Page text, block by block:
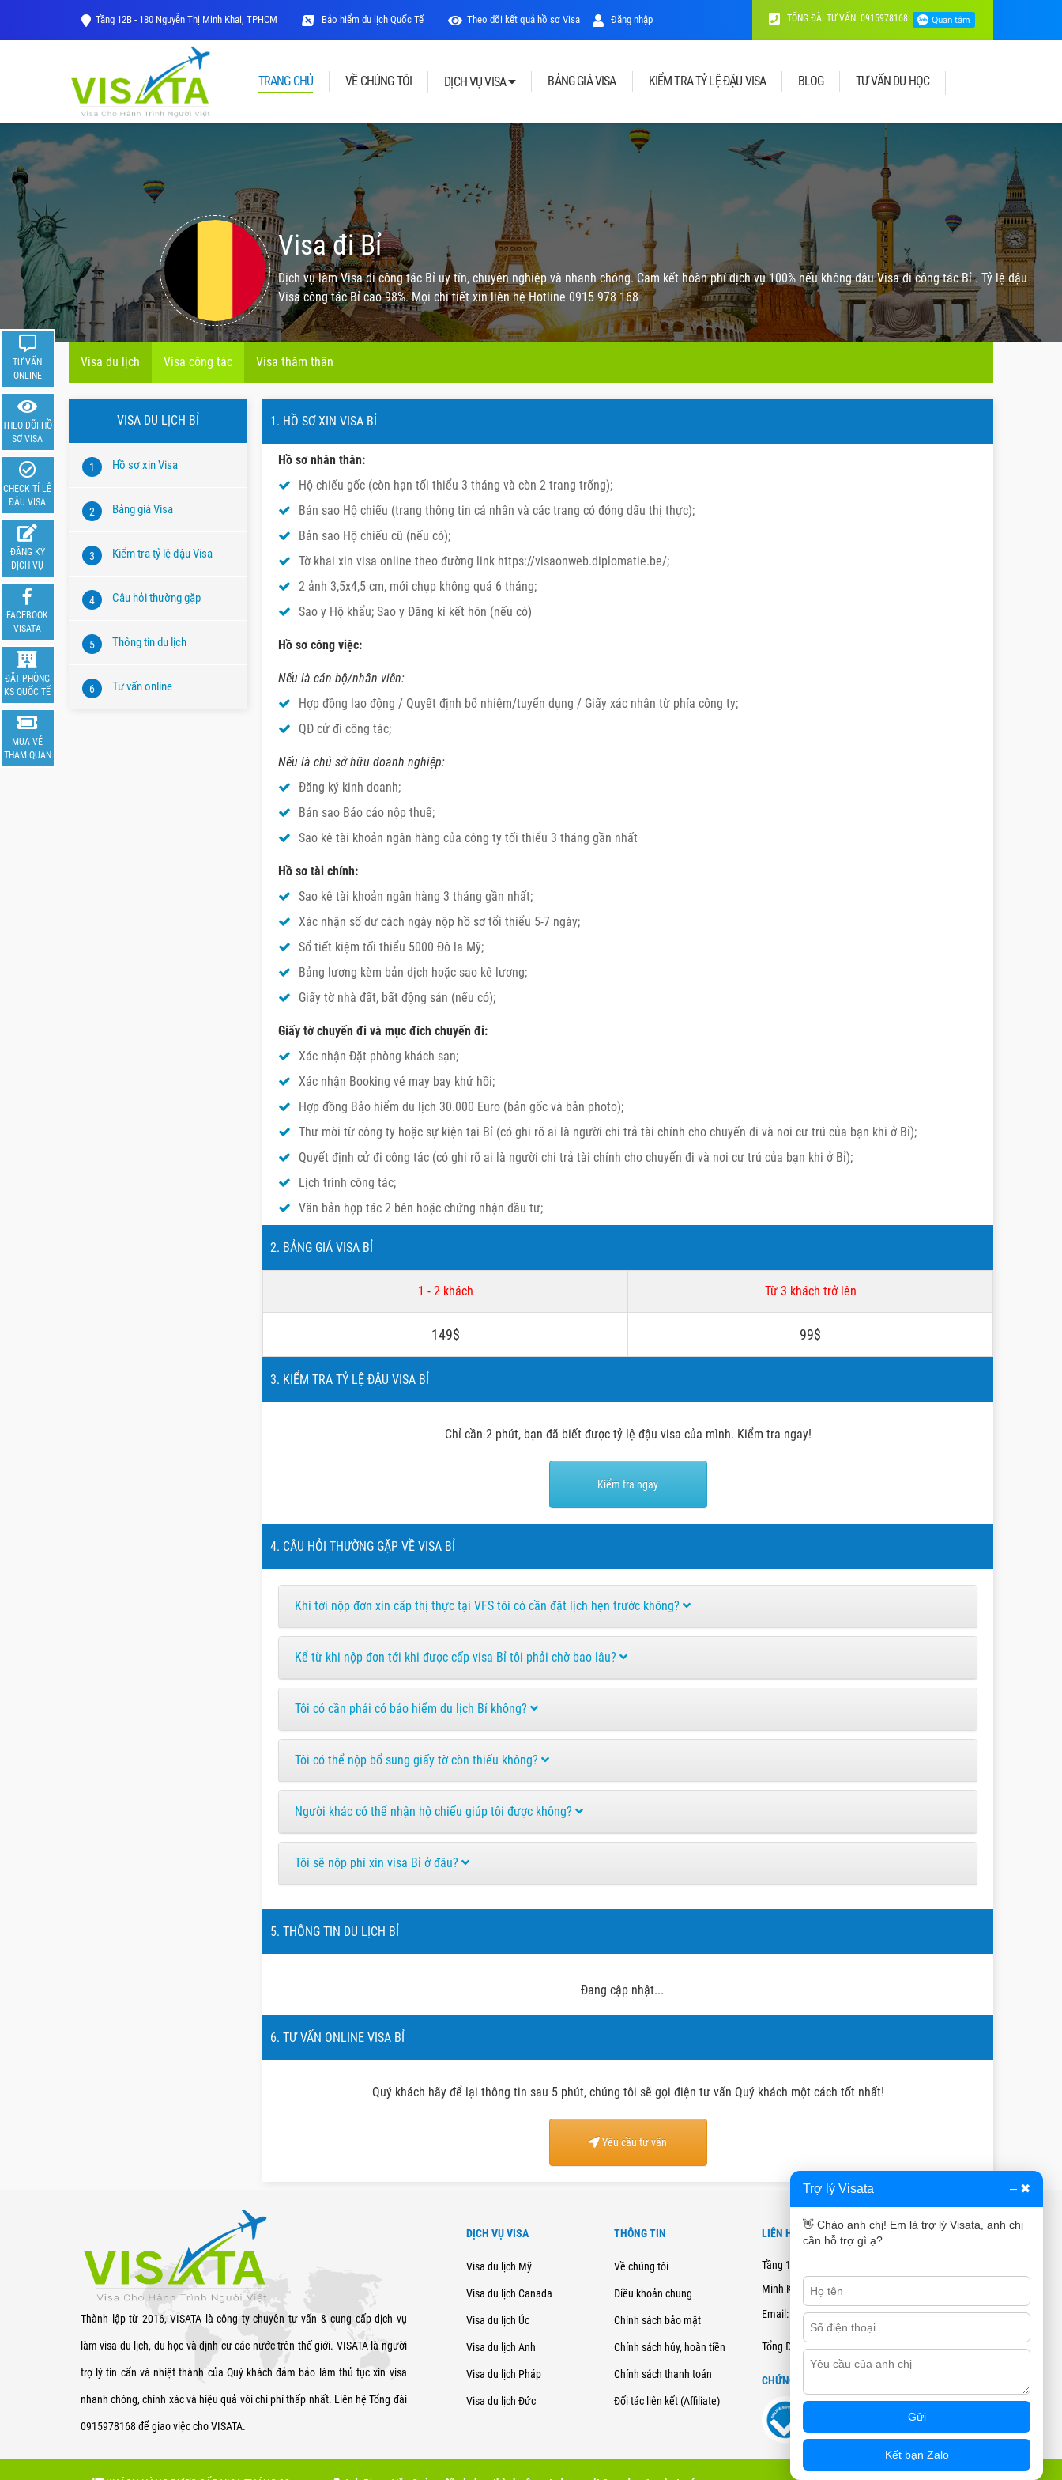
Tầng 12B - 180 Nguyễn Thị Minh Khai, TPHCM Bảo hiểm du lịch Quốc Tế Theo dõi kết quả hồ sơ Visa Đăng nhập TỔNG ĐÀI TƯ VẤN: 0915978168
TRANG CHỦ VỀ CHÚNG TÔI DỊCH VỤ VISA BẢNG GIÁ VISA KIỂM TRA TỶ LỆ ĐẬU VISA BLOG TƯ VẤN DU HỌC
Visa đi Bỉ
Dịch vụ làm Visa đi công tác Bỉ uy tín, chuyên nghiệp và nhanh chóng. Cam kết hoàn phí dịch vụ 100% nếu không đậu Visa đi công tác Bỉ . Tỷ lệ đậu
Visa công tác Bỉ cao 98%. Mọi chi tiết xin liên hệ Hotline 0915 978 168
Visa du lịch Visa công tác Visa thăm thân
VISA DU LỊCH BỈ
1 Hồ sơ xin Visa
2 Bảng giá Visa
3 Kiểm tra tỷ lệ đậu Visa
4 Câu hỏi thường gặp
5 Thông tin du lịch
6 Tư vấn online
1. HỒ SƠ XIN VISA BỈ
Hồ sơ nhân thân:
Hộ chiếu gốc (còn hạn tối thiểu 3 tháng và còn 2 trang trống);
Bản sao Hộ chiếu (trang thông tin cá nhân và các trang có đóng dấu thị thực);
Bản sao Hộ chiếu cũ (nếu có);
Tờ khai xin visa online theo đường link https://visaonweb.diplomatie.be/;
2 ảnh 3,5x4,5 cm, mới chụp không quá 6 tháng;
Sao y Hộ khẩu; Sao y Đăng kí kết hôn (nếu có)
Hồ sơ công việc:
Nếu là cán bộ/nhân viên:
Hợp đồng lao động / Quyết định bổ nhiệm/tuyển dụng / Giấy xác nhận từ phía công ty;
QĐ cử đi công tác;
Nếu là chủ sở hữu doanh nghiệp:
Đăng ký kinh doanh;
Bản sao Báo cáo nộp thuế;
Sao kê tài khoản ngân hàng của công ty tối thiểu 3 tháng gần nhất
Hồ sơ tài chính:
Sao kê tài khoản ngân hàng 3 tháng gần nhất;
Xác nhận số dư cách ngày nộp hồ sơ tổi thiểu 5-7 ngày;
Sổ tiết kiệm tối thiểu 5000 Đô la Mỹ;
Bảng lương kèm bản dịch hoặc sao kê lương;
Giấy tờ nhà đất, bất động sản (nếu có);
Giấy tờ chuyến đi và mục đích chuyến đi:
Xác nhận Đặt phòng khách sạn;
Xác nhận Booking vé may bay khứ hồi;
Hợp đồng Bảo hiểm du lịch 30.000 Euro (bản gốc và bản photo);
Thư mời từ công ty hoặc sự kiện tại Bỉ (có ghi rõ ai là người chi trả tài chính cho chuyến đi và nơi cư trú của bạn khi ở Bỉ);
Quyết định cử đi công tác (có ghi rõ ai là người chi trả tài chính cho chuyến đi và nơi cư trú của bạn khi ở Bỉ);
Lịch trình công tác;
Văn bản hợp tác 2 bên hoặc chứng nhận đầu tư;
2. BẢNG GIÁ VISA BỈ
1 - 2 khách Từ 3 khách trở lên
149$ 99$
3. KIỂM TRA TỶ LỆ ĐẬU VISA BỈ
Chỉ cần 2 phút, bạn đã biết được tỷ lệ đậu visa của mình. Kiểm tra ngay!
Kiểm tra ngay
4. CÂU HỎI THƯỜNG GẶP VỀ VISA BỈ
Khi tới nộp đơn xin cấp thị thực tại VFS tôi có cần đặt lịch hẹn trước không?
Kể từ khi nộp đơn tới khi được cấp visa Bỉ tôi phải chờ bao lâu?
Tôi có cần phải có bảo hiểm du lịch Bỉ không?
Tôi có thể nộp bổ sung giấy tờ còn thiếu không?
Người khác có thể nhận hộ chiếu giúp tôi được không?
Tôi sẽ nộp phí xin visa Bỉ ở đâu?
5. THÔNG TIN DU LỊCH BỈ
Đang cập nhật...
6. TƯ VẤN ONLINE VISA BỈ
Quý khách hãy để lại thông tin sau 5 phút, chúng tôi sẽ gọi điện tư vấn Quý khách một cách tốt nhất!
Yêu cầu tư vấn
Thành lập từ 2016, VISATA là công ty chuyên tư vấn & cung cấp dịch vụ
làm visa du lịch, du học và định cư các nước trên thế giới. VISATA là người
trợ lý tin cẩn và nhiệt thành của Quý khách đảm bảo làm thủ tục xin visa
nhanh chóng, chính xác và hiệu quả với chi phí thấp nhất. Liên hệ Tổng đài
0915978168 để giao việc cho VISATA.
DỊCH VỤ VISA
Visa du lịch Mỹ
Visa du lịch Canada
Visa du lịch Úc
Visa du lịch Anh
Visa du lịch Pháp
Visa du lịch Đức
THÔNG TIN
Về chúng tôi
Điều khoản chung
Chính sách bảo mật
Chính sách hủy, hoàn tiền
Chính sách thanh toán
Đối tác liên kết (Affiliate)
LIÊN HỆ
Tầng 12B, Tòa nhà Cienco4 - 180 Nguyễn Thị
Minh Khai, Quận 3, TPHCM
Email: hotro@visata.vn
Tổng Đài Tư Vấn:0915978168
CHỨNG NHẬN ĐĂNG KÝ BCT
Trợ lý Visata – ✖
👋 Chào anh chị! Em là trợ lý Visata, anh chị
cần hỗ trợ gì ạ?
Gửi
Kết bạn Zalo
TƯ VẤN
ONLINE
THEO DÕI HỒ
SƠ VISA
CHECK TỈ LỆ
ĐẬU VISA
ĐĂNG KÝ
DỊCH VỤ
FACEBOOK
VISATA
ĐẶT PHÒNG
KS QUỐC TẾ
MUA VÉ
THAM QUAN